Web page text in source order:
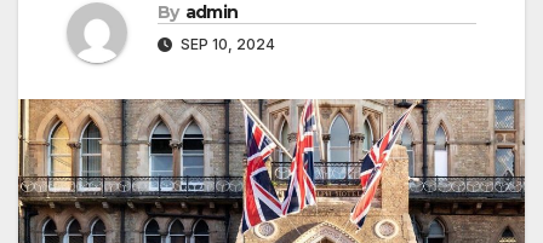
By admin
SEP 10, 2024